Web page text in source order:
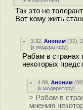
Так это не
Вот кому жить
3.32 ,Аноним (32),
[к модератору]
Рабам в
некоторых
4.89 ,Аноним (89
[к модератору]
> Рабам в
мнению